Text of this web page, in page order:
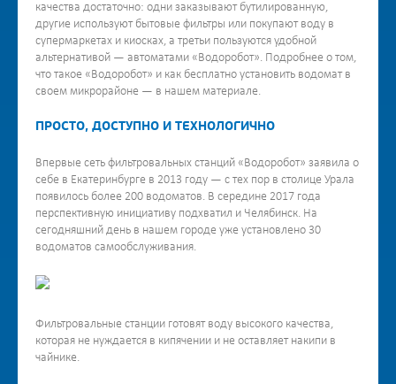
качества достаточно: одни заказывают бутилированную,
другие используют бытовые фильтры или покупают воду в
супермаркетах и киосках, а третьи пользуются удобной
альтернативой — автоматами «Водоробот». Подробнее о том,
что такое «Водоробот» и как бесплатно установить водомат в
своем микрорайоне — в нашем материале.
ПРОСТО, ДОСТУПНО И ТЕХНОЛОГИЧНО
Впервые сеть фильтровальных станций «Водоробот» заявила о
себе в Екатеринбурге в 2013 году — с тех пор в столице Урала
появилось более 200 водоматов. В середине 2017 года
перспективную инициативу подхватил и Челябинск. На
сегодняшний день в нашем городе уже установлено 30
водоматов самообслуживания.
Фильтровальные станции готовят воду высокого качества,
которая не нуждается в кипячении и не оставляет накипи в
чайнике.